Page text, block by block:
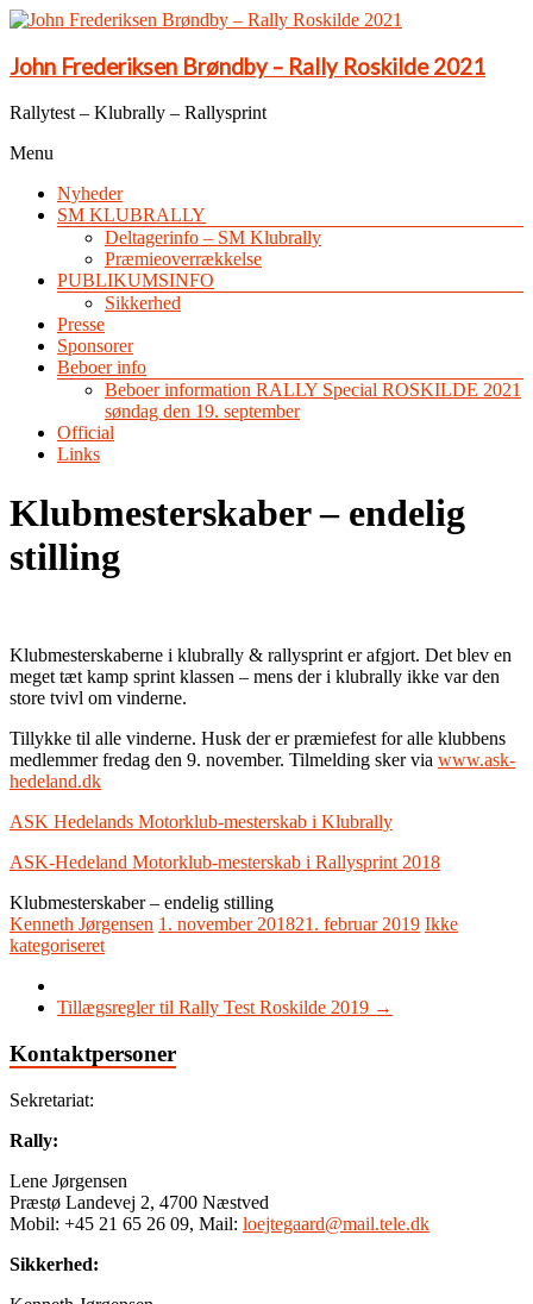
John Frederiksen Brøndby – Rally Roskilde 2021
Rallytest – Klubrally – Rallysprint
Menu
Nyheder
SM KLUBRALLY
Deltagerinfo – SM Klubrally
Præmieoverrækkelse
PUBLIKUMSINFO
Sikkerhed
Presse
Sponsorer
Beboer info
Beboer information RALLY Special ROSKILDE 2021
søndag den 19. september
Official
Links
Klubmesterskaber – endelig
stilling
Klubmesterskaberne i klubrally & rallysprint er afgjort. Det blev en
meget tæt kamp sprint klassen – mens der i klubrally ikke var den
store tvivl om vinderne.
Tillykke til alle vinderne. Husk der er præmiefest for alle klubbens
medlemmer fredag den 9. november. Tilmelding sker via www.ask-
hedeland.dk
ASK Hedelands Motorklub-mesterskab i Klubrally
ASK-Hedeland Motorklub-mesterskab i Rallysprint 2018
Klubmesterskaber – endelig stilling
Kenneth Jørgensen 1. november 201821. februar 2019 Ikke
kategoriseret
Tillægsregler til Rally Test Roskilde 2019 →
Kontaktpersoner
Sekretariat:
Rally:
Lene Jørgensen
Præstø Landevej 2, 4700 Næstved
Mobil: +45 21 65 26 09, Mail: loejtegaard@mail.tele.dk
Sikkerhed: